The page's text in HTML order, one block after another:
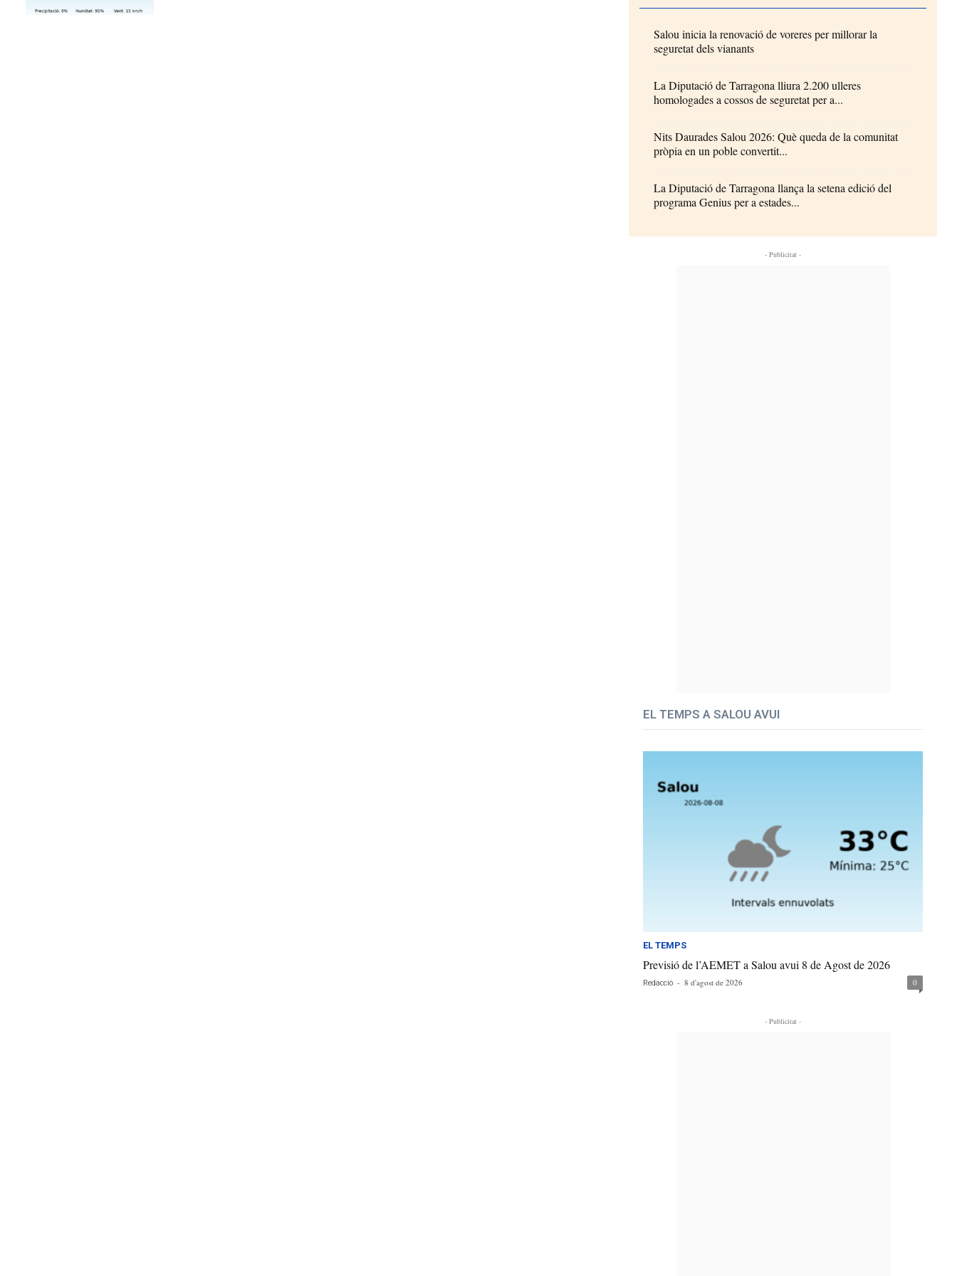
Salou inicia la renovació de voreres per millorar la
seguretat dels vianants
La Diputació de Tarragona lliura 2.200 ulleres
homologades a cossos de seguretat per a...
Nits Daurades Salou 2026: Què queda de la comunitat
pròpia en un poble convertit...
La Diputació de Tarragona llança la setena edició del
programa Genius per a estades...
- Publicitat -
EL TEMPS A SALOU AVUI
EL TEMPS
Previsió de l’AEMET a Salou avui 8 de Agost de 2026
Redacció - 8 d'agost de 2026 0
- Publicitat -